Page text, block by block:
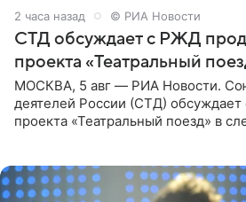
2 часа назад © РИА Новости
СТД обсуждает с РЖД
проекта «Театральный
МОСКВА, 5 авг — РИА Новости.
деятелей России (СТД)
проекта «Театральный поезд» в